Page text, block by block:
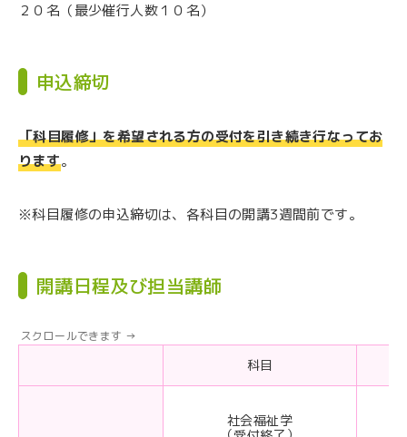
２０名（最少催行人数１０名）
申込締切
「科目履修」を希望される方の受付を引き続き行なってお
ります。
※科目履修の申込締切は、各科目の開講3週間前です。
開講日程及び担当講師
科目
社会福祉学